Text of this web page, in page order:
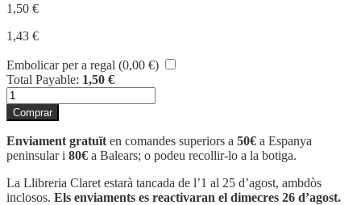
1,50 €
1,43 €
Embolicar per a regal (0,00 €)
Total Payable: 1,50 €
quantitat
de
FIFA
WORLD
CUP
2026,
SOBRE
ES/PT
Comprar
Enviament gratuït en comandes superiors a 50€ a Espanya
peninsular i 80€ a Balears; o podeu recollir-lo a la botiga.
La Llibreria Claret estarà tancada de l’1 al 25 d’agost, ambdòs
inclosos. Els enviaments es reactivaran el dimecres 26 d’agost.